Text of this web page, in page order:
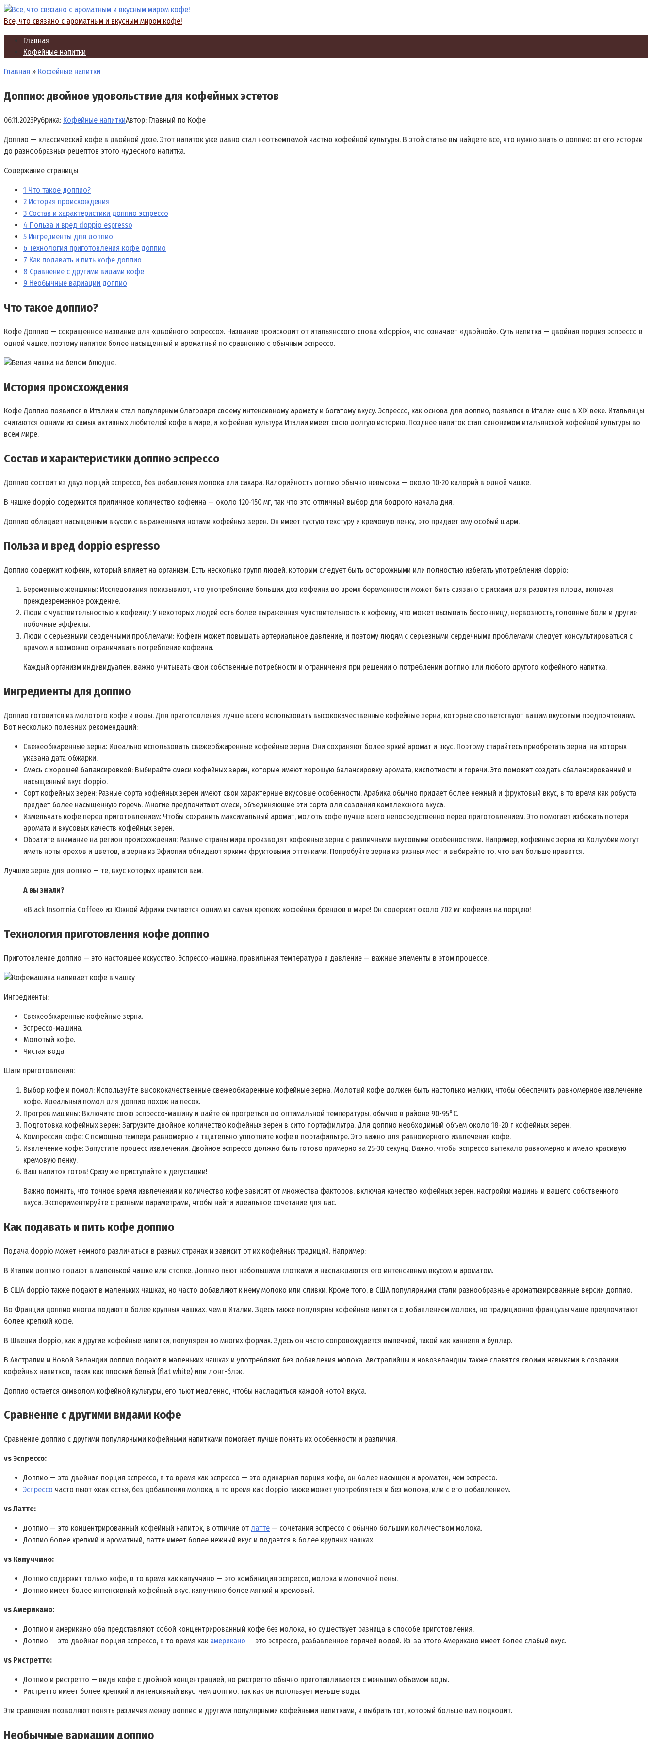
Перейти
к
Все, что связано с ароматным и вкусным миром кофе!
Главная
Кофейные напитки
Главная » Кофейные напитки
Доппио: двойное удовольствие для кофейных эстетов
06.11.2023Рубрика: Кофейные напиткиАвтор: Главный по Кофе
Доппио — классический кофе в двойной дозе. Этот напиток уже давно стал неотъемлемой частью кофейной культуры. В этой статье вы найдете все, что нужно знать о доппио: от его истории
до разнообразных рецептов этого чудесного напитка.
Содержание страницы
1 Что такое доппио?
2 История происхождения
3 Состав и характеристики доппио эспрессо
4 Польза и вред doppio espresso
5 Ингредиенты для доппио
6 Технология приготовления кофе доппио
7 Как подавать и пить кофе доппио
8 Сравнение с другими видами кофе
9 Необычные вариации доппио
Что такое доппио?
Кофе Доппио — сокращенное название для «двойного эспрессо». Название происходит от итальянского слова «doppio», что означает «двойной». Суть напитка — двойная порция эспрессо в
одной чашке, поэтому напиток более насыщенный и ароматный по сравнению с обычным эспрессо.
История происхождения
Кофе Доппио появился в Италии и стал популярным благодаря своему интенсивному аромату и богатому вкусу. Эспрессо, как основа для доппио, появился в Италии еще в XIX веке. Итальянцы
считаются одними из самых активных любителей кофе в мире, и кофейная культура Италии имеет свою долгую историю. Позднее напиток стал синонимом итальянской кофейной культуры во
всем мире.
Состав и характеристики доппио эспрессо
Доппио состоит из двух порций эспрессо, без добавления молока или сахара. Калорийность доппио обычно невысока — около 10-20 калорий в одной чашке.
В чашке doppio содержится приличное количество кофеина — около 120-150 мг, так что это отличный выбор для бодрого начала дня.
Доппио обладает насыщенным вкусом с выраженными нотами кофейных зерен. Он имеет густую текстуру и кремовую пенку, это придает ему особый шарм.
Польза и вред doppio espresso
Доппио содержит кофеин, который влияет на организм. Есть несколько групп людей, которым следует быть осторожными или полностью избегать употребления doppio:
Беременные женщины: Исследования показывают, что употребление больших доз кофеина во время беременности может быть связано с рисками для развития плода, включая
преждевременное рождение.
Люди с чувствительностью к кофеину: У некоторых людей есть более выраженная чувствительность к кофеину, что может вызывать бессонницу, нервозность, головные боли и другие
побочные эффекты.
Люди с серьезными сердечными проблемами: Кофеин может повышать артериальное давление, и поэтому людям с серьезными сердечными проблемами следует консультироваться с
врачом и возможно ограничивать потребление кофеина.
Каждый организм индивидуален, важно учитывать свои собственные потребности и ограничения при решении о потреблении доппио или любого другого кофейного напитка.
Ингредиенты для доппио
Доппио готовится из молотого кофе и воды. Для приготовления лучше всего использовать высококачественные кофейные зерна, которые соответствуют вашим вкусовым предпочтениям.
Вот несколько полезных рекомендаций:
Свежеобжаренные зерна: Идеально использовать свежеобжаренные кофейные зерна. Они сохраняют более яркий аромат и вкус. Поэтому старайтесь приобретать зерна, на которых
указана дата обжарки.
Смесь с хорошей балансировкой: Выбирайте смеси кофейных зерен, которые имеют хорошую балансировку аромата, кислотности и горечи. Это поможет создать сбалансированный и
насыщенный вкус doppio.
Сорт кофейных зерен: Разные сорта кофейных зерен имеют свои характерные вкусовые особенности. Арабика обычно придает более нежный и фруктовый вкус, в то время как робуста
придает более насыщенную горечь. Многие предпочитают смеси, объединяющие эти сорта для создания комплексного вкуса.
Измельчать кофе перед приготовлением: Чтобы сохранить максимальный аромат, молоть кофе лучше всего непосредственно перед приготовлением. Это помогает избежать потери
аромата и вкусовых качеств кофейных зерен.
Обратите внимание на регион происхождения: Разные страны мира производят кофейные зерна с различными вкусовыми особенностями. Например, кофейные зерна из Колумбии могут
иметь ноты орехов и цветов, а зерна из Эфиопии обладают яркими фруктовыми оттенками. Попробуйте зерна из разных мест и выбирайте то, что вам больше нравится.
Лучшие зерна для доппио — те, вкус которых нравится вам.
А вы знали?
«Black Insomnia Coffee» из Южной Африки считается одним из самых крепких кофейных брендов в мире! Он содержит около 702 мг кофеина на порцию!
Технология приготовления кофе доппио
Приготовление доппио — это настоящее искусство. Эспрессо-машина, правильная температура и давление — важные элементы в этом процессе.
Ингредиенты:
Свежеобжаренные кофейные зерна.
Эспрессо-машина.
Молотый кофе.
Чистая вода.
Шаги приготовления:
Выбор кофе и помол: Используйте высококачественные свежеобжаренные кофейные зерна. Молотый кофе должен быть настолько мелким, чтобы обеспечить равномерное извлечение
кофе. Идеальный помол для доппио похож на песок.
Прогрев машины: Включите свою эспрессо-машину и дайте ей прогреться до оптимальной температуры, обычно в районе 90-95°C.
Подготовка кофейных зерен: Загрузите двойное количество кофейных зерен в сито портафильтра. Для доппио необходимый объем около 18-20 г кофейных зерен.
Компрессия кофе: С помощью тампера равномерно и тщательно уплотните кофе в портафильтре. Это важно для равномерного извлечения кофе.
Извлечение кофе: Запустите процесс извлечения. Двойное эспрессо должно быть готово примерно за 25-30 секунд. Важно, чтобы эспрессо вытекало равномерно и имело красивую
кремовую пенку.
Ваш напиток готов! Сразу же приступайте к дегустации!
Важно помнить, что точное время извлечения и количество кофе зависят от множества факторов, включая качество кофейных зерен, настройки машины и вашего собственного
вкуса. Экспериментируйте с разными параметрами, чтобы найти идеальное сочетание для вас.
Как подавать и пить кофе доппио
Подача doppio может немного различаться в разных странах и зависит от их кофейных традиций. Например:
В Италии доппио подают в маленькой чашке или стопке. Доппио пьют небольшими глотками и наслаждаются его интенсивным вкусом и ароматом.
В США doppio также подают в маленьких чашках, но часто добавляют к нему молоко или сливки. Кроме того, в США популярными стали разнообразные ароматизированные версии доппио.
Во Франции доппио иногда подают в более крупных чашках, чем в Италии. Здесь также популярны кофейные напитки с добавлением молока, но традиционно французы чаще предпочитают
более крепкий кофе.
В Швеции doppio, как и другие кофейные напитки, популярен во многих формах. Здесь он часто сопровождается выпечкой, такой как каннеля и буллар.
В Австралии и Новой Зеландии доппио подают в маленьких чашках и употребляют без добавления молока. Австралийцы и новозеландцы также славятся своими навыками в создании
кофейных напитков, таких как плоский белый (flat white) или лонг-блэк.
Доппио остается символом кофейной культуры, его пьют медленно, чтобы насладиться каждой нотой вкуса.
Сравнение с другими видами кофе
Сравнение доппио с другими популярными кофейными напитками помогает лучше понять их особенности и различия.
vs Эспрессо:
Доппио — это двойная порция эспрессо, в то время как эспрессо — это одинарная порция кофе, он более насыщен и ароматен, чем эспрессо.
Эспрессо часто пьют «как есть», без добавления молока, в то время как doppio также может употребляться и без молока, или с его добавлением.
vs Латте:
Доппио — это концентрированный кофейный напиток, в отличие от латте — сочетания эспрессо с обычно большим количеством молока.
Доппио более крепкий и ароматный, латте имеет более нежный вкус и подается в более крупных чашках.
vs Капуччино:
Доппио содержит только кофе, в то время как капуччино — это комбинация эспрессо, молока и молочной пены.
Доппио имеет более интенсивный кофейный вкус, капуччино более мягкий и кремовый.
vs Американо:
Доппио и американо оба представляют собой концентрированный кофе без молока, но существует разница в способе приготовления.
Доппио — это двойная порция эспрессо, в то время как американо — это эспрессо, разбавленное горячей водой. Из-за этого Американо имеет более слабый вкус.
vs Ристретто:
Доппио и ристретто — виды кофе с двойной концентрацией, но ристретто обычно приготавливается с меньшим объемом воды.
Ристретто имеет более крепкий и интенсивный вкус, чем доппио, так как он использует меньше воды.
Эти сравнения позволяют понять различия между доппио и другими популярными кофейными напитками, и выбрать тот, который больше вам подходит.
Необычные вариации доппио